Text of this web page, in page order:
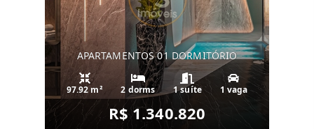
APARTAMENTOS 01 DORMITÓRIO
97.92 m² 2 dorms 1 suíte 1 vaga
R$ 1.340.820